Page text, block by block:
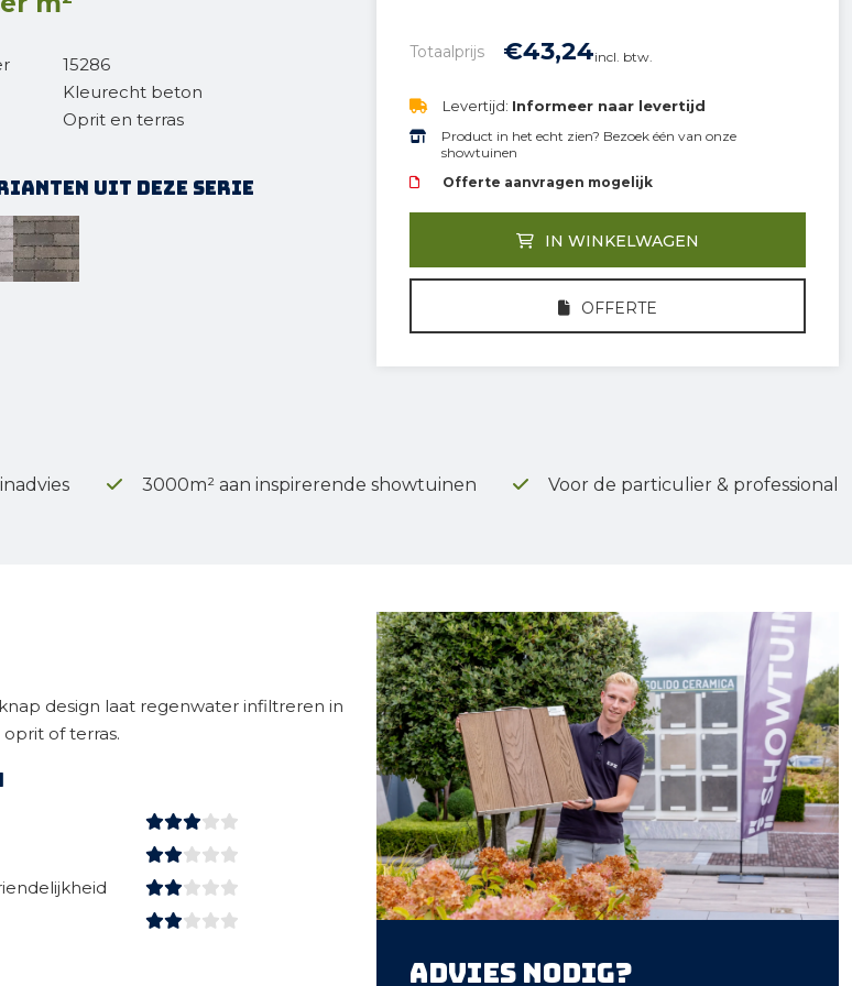
15286
Kleurecht beton
Oprit en terras
uit deze serie
Totaalprijs €43,24incl. btw.
Levertijd: Informeer naar levertijd
Product in het echt zien? Bezoek één van onze
showtuinen
Offerte aanvragen mogelijk
IN WINKELWAGEN
OFFERTE
3000m² aan inspirerende showtuinen Voor de particulier & professional
design laat regenwater infiltreren in
of terras.
Advies nodig?